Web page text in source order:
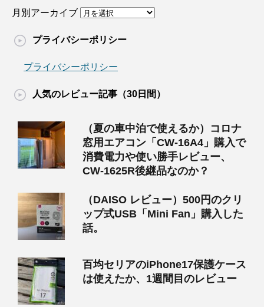
月別アーカイブ
プライバシーポリシー
プライバシーポリシー
人気のレビュー記事（30日間）
（夏の車中泊で使えるか）コロナ
窓用エアコン「CW-16A4」購入で
消費電力や使い勝手レビュー、
CW-1625R後継品なのか？
（DAISO レビュー）500円のクリ
ップ式USB「Mini Fan」購入した
話。
百均セリアのiPhone17保護ケース
は使えたか、1週間目のレビュー